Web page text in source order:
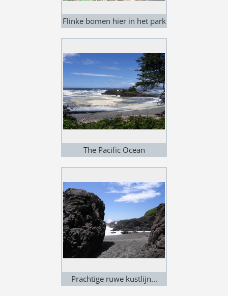
Flinke bomen hier in het park
The Pacific Ocean
Prachtige ruwe kustlijn...